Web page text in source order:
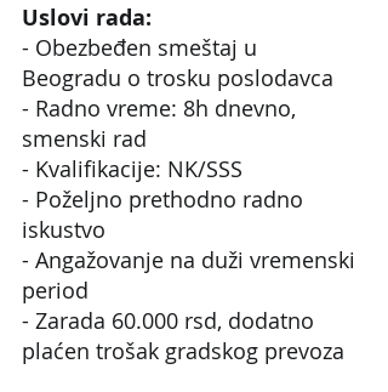
Uslovi rada:
- Obezbeđen smeštaj u
Beogradu o trosku poslodavca
- Radno vreme: 8h dnevno,
smenski rad
- Kvalifikacije: NK/SSS
- Poželjno prethodno radno
iskustvo
- Angažovanje na duži vremenski
period
- Zarada 60.000 rsd, dodatno
plaćen trošak gradskog prevoza